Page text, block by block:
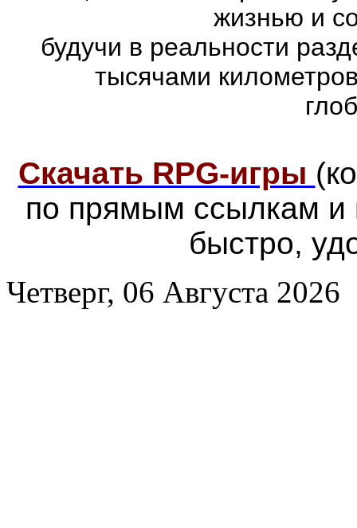
жизнью и
будучи в реальности
тысячами
Скачать RPG-игры
по прямым ссылкам и
быстро,
Четверг, 06 Августа 2026